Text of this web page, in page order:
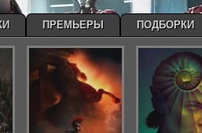
ПРЕМЬЕРЫ ПОДБОРКИ